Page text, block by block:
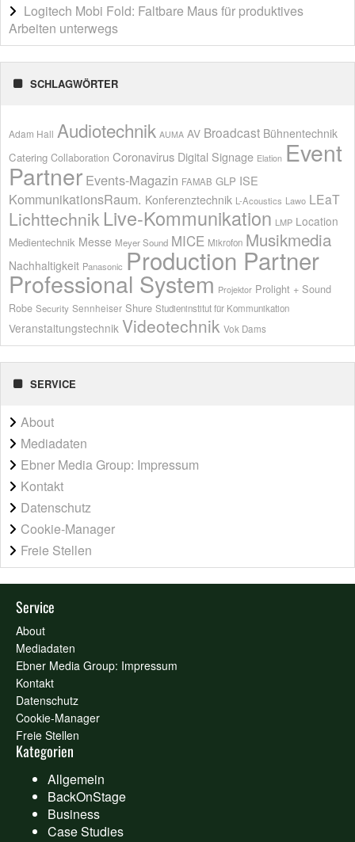
Logitech Mobi Fold: Faltbare Maus für produktives
Arbeiten unterwegs
SCHLAGWÖRTER
Adam Hall Audiotechnik AUMA AV Broadcast Bühnentechnik
Catering Collaboration Coronavirus Digital Signage Elation Event
Partner Events-Magazin FAMAB GLP ISE
KommunikationsRaum. Konferenztechnik L-Acoustics Lawo LEaT
Lichttechnik Live-Kommunikation LMP Location
Medientechnik Messe Meyer Sound MICE Mikrofon Musikmedia
Nachhaltigkeit Panasonic Production Partner
Professional System Projektor Prolight + Sound
Robe Security Sennheiser Shure Studieninstitut für Kommunikation
Veranstaltungstechnik Videotechnik Vok Dams
SERVICE
About
Mediadaten
Ebner Media Group: Impressum
Kontakt
Datenschutz
Cookie-Manager
Freie Stellen
Service
About
Mediadaten
Ebner Media Group: Impressum
Kontakt
Datenschutz
Cookie-Manager
Freie Stellen
Kategorien
Allgemein
BackOnStage
Business
Case Studies